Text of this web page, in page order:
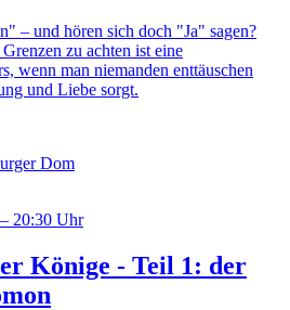
– und hören sich doch "Ja" sagen?
zu achten ist eine
wenn man niemanden enttäuschen
und Liebe sorgt.
20:30 Uhr
Könige - Teil 1: der